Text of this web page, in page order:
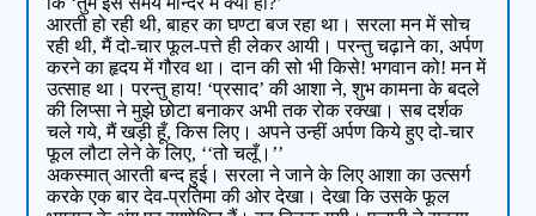
आरती हो रही थी, बाहर का घण्टा बज रहा था। सरला मन में सोच
रही थी, मैं दो-चार फूल-पत्ते ही लेकर आयी। परन्तु चढ़ाने का, अर्पण
करने का हृदय में गौरव था। दान की सो भी किसे! भगवान को! मन में
उत्साह था। परन्तु हाय! ‘प्रसाद’ की आशा ने, शुभ कामना के बदले
की लिप्सा ने मुझे छोटा बनाकर अभी तक रोक रक्खा। सब दर्शक
चले गये, मैं खड़ी हूँ, किस लिए। अपने उन्हीं अर्पण किये हुए दो-चार
फूल लौटा लेने के लिए, ‘‘तो चलूँ।’’
अकस्मात् आरती बन्द हुई। सरला ने जाने के लिए आशा का उत्सर्ग
करके एक बार देव-प्रतिमा की ओर देखा। देखा कि उसके फूल